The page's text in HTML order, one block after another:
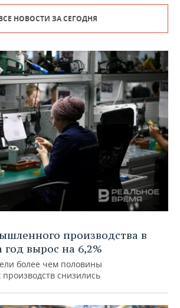
НОВОСТИ ЗА СЕГОДНЯ
производства в
год вырос на 6,2%
более чем половины
снизились